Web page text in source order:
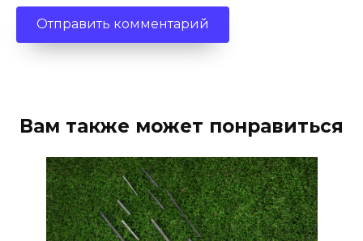
Вам также может понравиться